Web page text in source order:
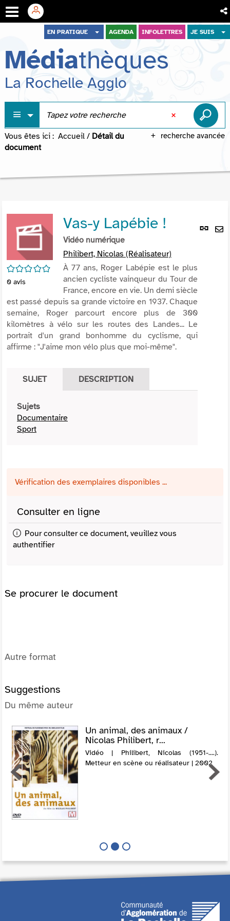
menu
contenu
recherche
EN PRATIQUE AGENDA INFOLETTRES JE SUIS
Médiathèques
La Rochelle Agglo
recherche avancée
Vous êtes ici : Accueil / Détail du
document
Lien
/5
0 avis
Vas-y Lapébie !
Vidéo numérique
Philibert, Nicolas (Réalisateur)
À 77 ans, Roger Labépie est le plus
ancien cycliste vainqueur du Tour de
France, encore en vie. Un demi siècle
est passé depuis sa grande victoire en 1937. Chaque
semaine, Roger parcourt encore plus de 300
kilomètres à vélo sur les routes des Landes... Le
portrait d'un grand bonhomme du cyclisme, qui
affirme : "J'aime mon vélo plus que moi-même".
SUJET DESCRIPTION
Sujets
Documentaire
Sport
Vérification des exemplaires disponibles ...
Consulter en ligne
Pour consulter ce document, veuillez vous
authentifier
Se procurer le document
Autre format
Suggestions
Du même auteur
Un animal, des animaux /
Nicolas Philibert, r...
Vidéo | Philibert, Nicolas (1951-....).
Metteur en scène ou réalisateur | 2002